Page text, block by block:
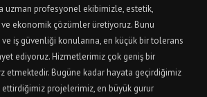
uzman profesyonel ekibimizle, estetik,
ve ekonomik çözümler üretiyoruz. Bunu
ve iş güvenliği konularına, en küçük bir tolerans
ediyoruz. Hizmetlerimiz çok geniş bir
etmektedir. Bugüne kadar hayata geçirdiğimiz
ettirdiğimiz projelerimiz, en büyük gurur